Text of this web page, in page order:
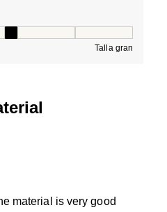
Talla gran
material is very good